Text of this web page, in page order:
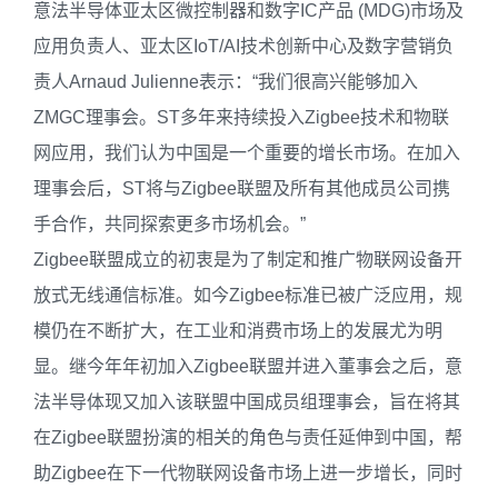
意法半导体亚太区微控制器和数字IC产品 (MDG)市场及
应用负责人、亚太区IoT/AI技术创新中心及数字营销负
责人Arnaud Julienne表示：“我们很高兴能够加入
ZMGC理事会。ST多年来持续投入Zigbee技术和物联
网应用，我们认为中国是一个重要的增长市场。在加入
理事会后，ST将与Zigbee联盟及所有其他成员公司携
手合作，共同探索更多市场机会。”
Zigbee联盟成立的初衷是为了制定和推广物联网设备开
放式无线通信标准。如今Zigbee标准已被广泛应用，规
模仍在不断扩大，在工业和消费市场上的发展尤为明
显。继今年年初加入Zigbee联盟并进入董事会之后，意
法半导体现又加入该联盟中国成员组理事会，旨在将其
在Zigbee联盟扮演的相关的角色与责任延伸到中国，帮
助Zigbee在下一代物联网设备市场上进一步增长，同时